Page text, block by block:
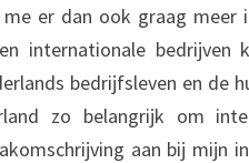
er dan ook graag
internationale
bedrijfsleven en de
zo belangrijk om
aan bij mijn